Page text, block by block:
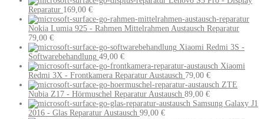
Reparatur 169,00 €
Nokia Lumia 925 - Rahmen Mittelrahmen Austausch Reparatur
79,00 €
Xiaomi Redmi 3S -
Softwarebehandlung 49,00 €
Xiaomi
Redmi 3X - Frontkamera Reparatur Austausch 79,00 €
ZTE
Nubia Z17 - Hörmuschel Reparatur Austausch 89,00 €
Samsung Galaxy J1
2016 - Glas Reparatur Austausch 99,00 €